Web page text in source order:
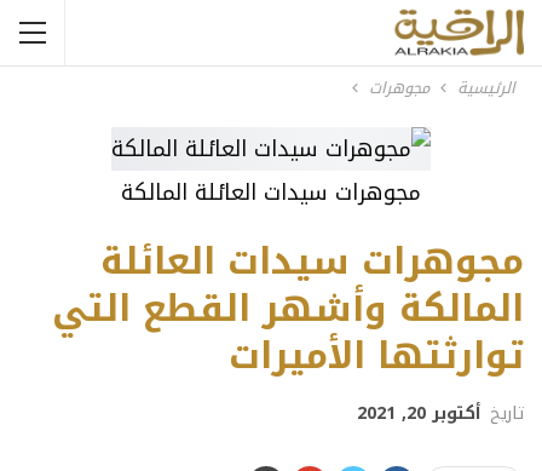
الرئيسية مجوهرات
مجوهرات سيدات العائلة المالكة
مجوهرات سيدات العائلة
المالكة وأشهر القطع التي
توارثتها الأميرات
تاريخ أكتوبر 20, 2021